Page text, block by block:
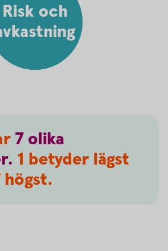
Risk och
7 olika
1 betyder lägst